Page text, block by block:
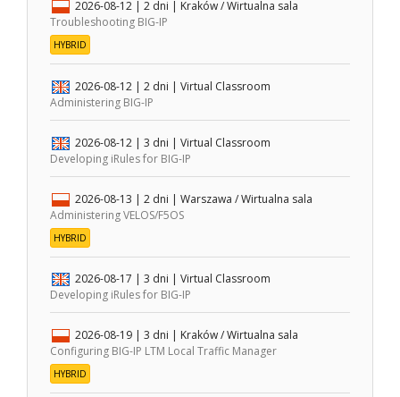
2026-08-12 | 2 dni | Kraków / Wirtualna sala
Troubleshooting BIG-IP
HYBRID
2026-08-12 | 2 dni | Virtual Classroom
Administering BIG-IP
2026-08-12 | 3 dni | Virtual Classroom
Developing iRules for BIG-IP
2026-08-13 | 2 dni | Warszawa / Wirtualna sala
Administering VELOS/F5OS
HYBRID
2026-08-17 | 3 dni | Virtual Classroom
Developing iRules for BIG-IP
2026-08-19 | 3 dni | Kraków / Wirtualna sala
Configuring BIG-IP LTM Local Traffic Manager
HYBRID